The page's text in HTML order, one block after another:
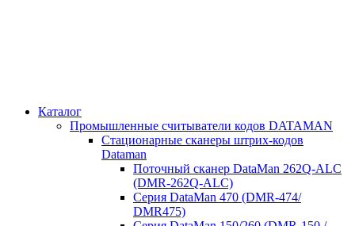
Каталог
Промышленные считыватели кодов DATAMAN
Стационарные сканеры штрих-кодов
Dataman
Поточный сканер DataMan 262Q-ALC
(DMR-262Q-ALC)
Серия DataMan 470 (DMR-474/
DMR475)